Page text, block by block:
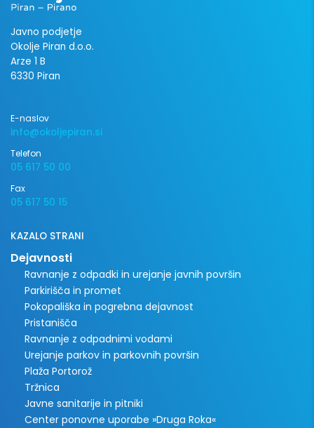
Javno podjetje
Okolje Piran d.o.o.
Arze 1 B
6330 Piran
E-naslov
info@okoljepiran.si
Telefon
05 617 50 00
Fax
05 617 50 15
KAZALO STRANI
Dejavnosti
Ravnanje z odpadki in urejanje javnih površin
Parkirišča in promet
Pokopališka in pogrebna dejavnost
Pristanišča
Ravnanje z odpadnimi vodami
Urejanje parkov in parkovnih površin
Plaža Portorož
Tržnica
Javne sanitarije in pitniki
Center ponovne uporabe »Druga Roka«